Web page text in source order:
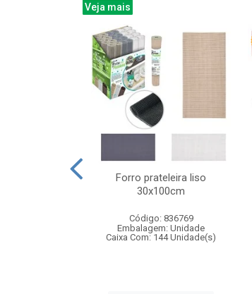
Veja mais
Forro prateleira liso
30x100cm
Código: 836769
Embalagem: Unidade
Caixa Com: 144 Unidade(s)